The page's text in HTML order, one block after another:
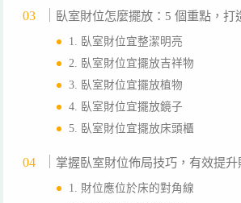
臥室財位怎麼擺放：5 個重點，打
1. 臥室財位宜整潔明亮
2. 臥室財位宜擺放吉祥物
3. 臥室財位宜擺放植物
4. 臥室財位宜擺放鏡子
5. 臥室財位宜擺放床頭櫃
掌握臥室財位佈局技巧，有效提升
1. 財位應位於床的對角線